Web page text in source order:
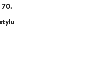
70.